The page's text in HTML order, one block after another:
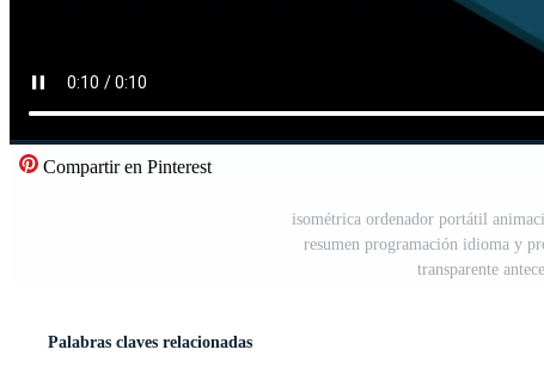
Compartir en Pinterest
isométrica ordenador portátil
resumen programación idioma y
transparente
Palabras claves relacionadas